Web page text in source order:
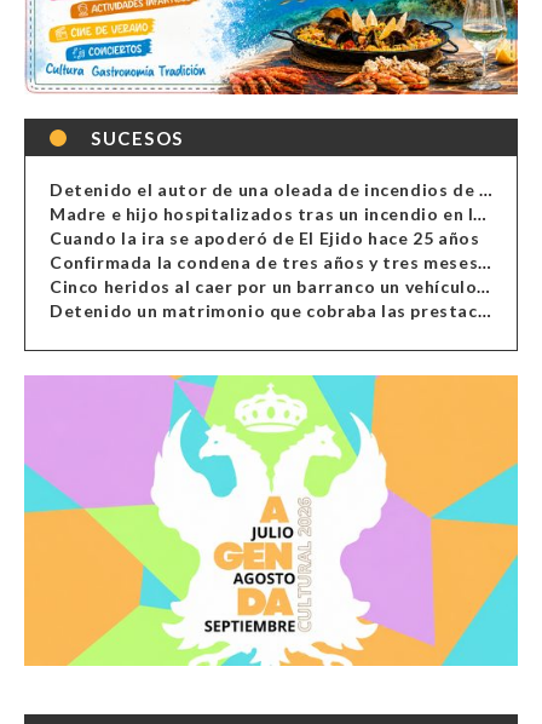
SUCESOS
Detenido el autor de una oleada de incendios de contenedores en Almería
Madre e hijo hospitalizados tras un incendio en la cocina de una vivienda en Almería
Cuando la ira se apoderó de El Ejido hace 25 años
Confirmada la condena de tres años y tres meses al hombre de Antas acusado de xenofobia
Cinco heridos al caer por un barranco un vehículo en Alcolea
Detenido un matrimonio que cobraba las prestaciones de ilegales en Almería, Granada, Málaga, Huelva y Murcia